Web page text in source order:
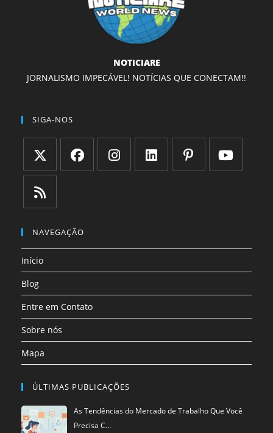
NOTICIARE
JORNALISMO IMPECÁVEL! NOTÍCIAS QUE CONECTAM!!
SIGA-NOS
Abre
em
uma
aba
aba
em
nova
aba
NAVEGAÇÃO
Início
Blog
Entre em Contato
Sobre nós
Mapa
ÚLTIMAS PUBLICAÇÕES
As Tendências do Mercado de Trabalho Que Você
Precisa C…